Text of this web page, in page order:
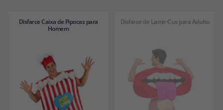
Disfarce Caixa de Pipocas para
Homem
Disfarce de Lame-Cus para Adulto